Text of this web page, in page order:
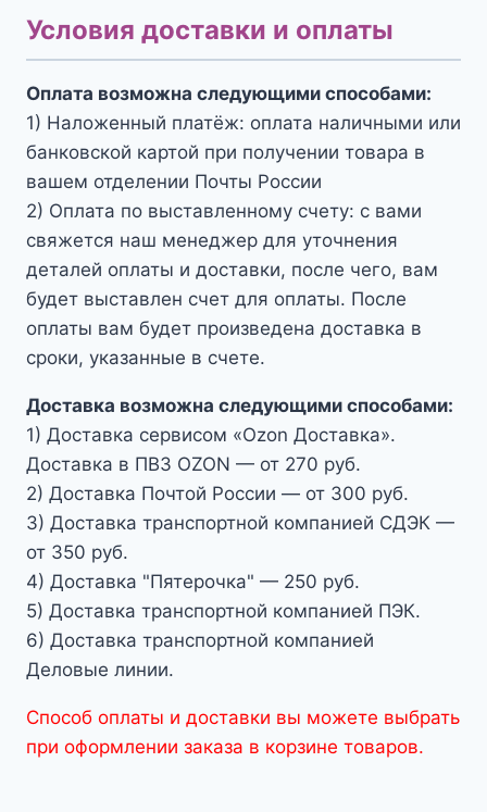
Условия доставки и оплаты
Оплата возможна следующими способами:
1) Наложенный платёж: оплата наличными или
банковской картой при получении товара в
вашем отделении Почты России
2) Оплата по выставленному счету: с вами
свяжется наш менеджер для уточнения
деталей оплаты и доставки, после чего, вам
будет выставлен счет для оплаты. После
оплаты вам будет произведена доставка в
сроки, указанные в счете.
Доставка возможна следующими способами:
1) Доставка сервисом «Ozon Доставка».
Доставка в ПВЗ OZON — от 270 руб.
2) Доставка Почтой России — от 300 руб.
3) Доставка транспортной компанией СДЭК —
от 350 руб.
4) Доставка "Пятерочка" — 250 руб.
5) Доставка транспортной компанией ПЭК.
6) Доставка транспортной компанией
Деловые линии.
Способ оплаты и доставки вы можете выбрать
при оформлении заказа в корзине товаров.